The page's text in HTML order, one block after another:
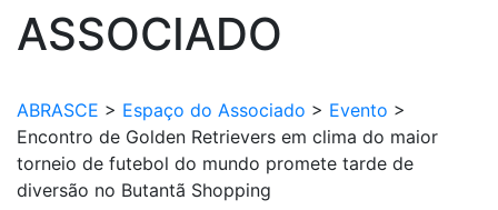
ASSOCIADO
ABRASCE > Espaço do Associado > Evento >
Encontro de Golden Retrievers em clima do maior
torneio de futebol do mundo promete tarde de
diversão no Butantã Shopping